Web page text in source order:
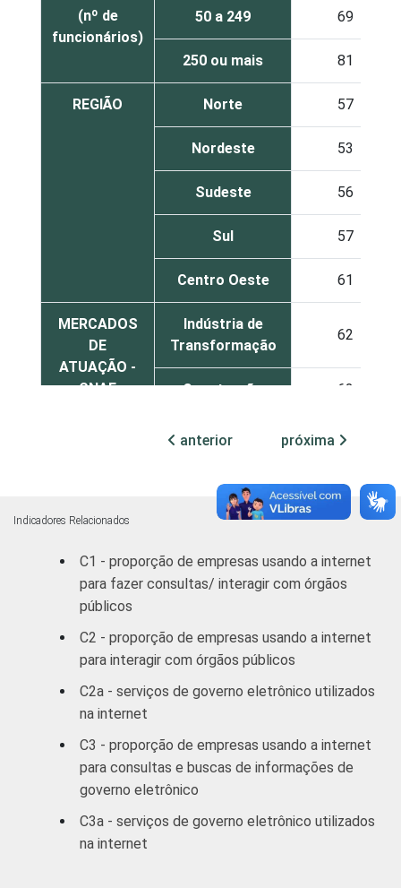
(nº de
funcionários)
50 a 249 69
250 ou mais 81
REGIÃO Norte 57
Nordeste 53
Sudeste 56
Sul 57
Centro Oeste 61
MERCADOS
DE
ATUAÇÃO -
CNAE
Indústria de
Transformação
62
Construção 62
Comércio,
automotores e
motocicletas
Transporte,
armazenagem e
63
Alojamento e
alimentação
imobiliárias;
Atividades
profissionais,
técnicas;
66
anterior próxima
Indicadores Relacionados
C1 - proporção de empresas usando a internet
para fazer consultas/ interagir com órgãos
públicos
C2 - proporção de empresas usando a internet
para interagir com órgãos públicos
C2a - serviços de governo eletrônico utilizados
na internet
C3 - proporção de empresas usando a internet
para consultas e buscas de informações de
governo eletrônico
C3a - serviços de governo eletrônico utilizados
na internet